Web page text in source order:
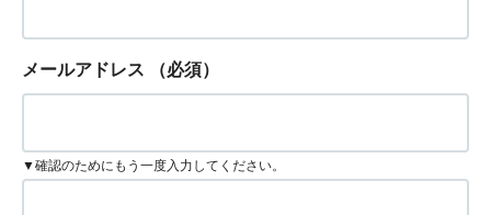
メールアドレス （必須）
▼確認のためにもう一度入力してください。